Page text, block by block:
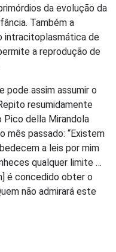
da evolução da
Também a
intracitoplasmática de
a reprodução de
pode assim assumir o
resumidamente
Pico della Mirandola
mês passado: “Existem
a leis por mim
qualquer limite …
é concedido obter o
não admirará este